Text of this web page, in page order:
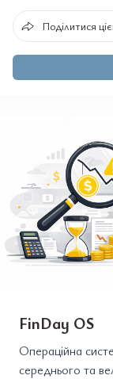
Поділитися
FinDay OS
Операційна
середнього та